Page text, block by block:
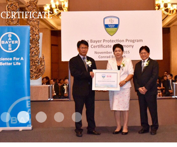
CERTIFICATE
Slide2017 11 1
Certificateระบบวางท่อกำจัดปลวกตามเเนวคาน
สเปรย์ยากำจัดปลวก
อัดน้ำยาเข้าท่อ